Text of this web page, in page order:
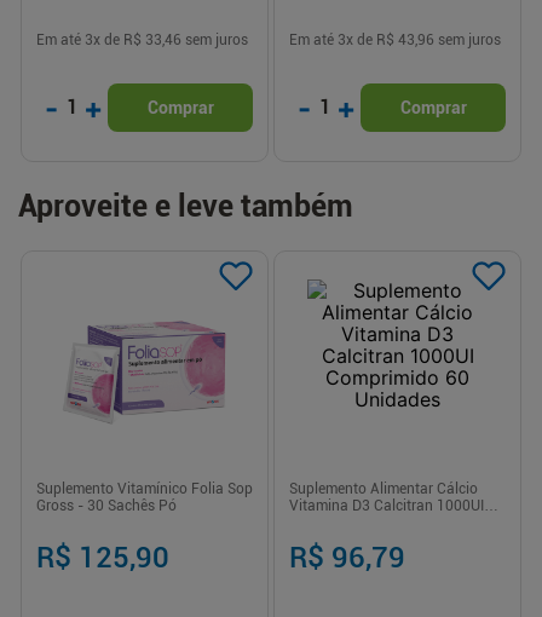
Em até 3x de R$ 33,46 sem juros
- 1 + Comprar
Em até 3x de R$ 43,96 sem juros
- 1 + Comprar
Aproveite e leve também
Suplemento Vitamínico Folia Sop
Gross - 30 Sachês Pó
R$ 125,90
Suplemento Alimentar Cálcio
Vitamina D3 Calcitran 1000UI
R$ 96,79